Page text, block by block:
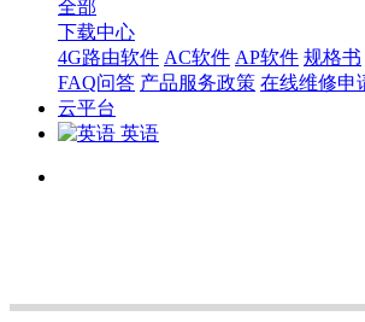
全部
下载中心
4G路由软件 AC软件 AP软件 规格书
FAQ问答 产品服务政策 在线维修申
云平台
英语